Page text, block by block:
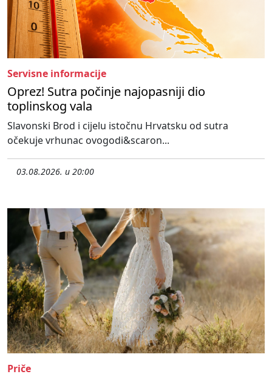
Servisne informacije
Oprez! Sutra počinje najopasniji dio
toplinskog vala
Slavonski Brod i cijelu istočnu Hrvatsku od sutra
očekuje vrhunac ovogodi&scaron...
03.08.2026. u 20:00
Priče